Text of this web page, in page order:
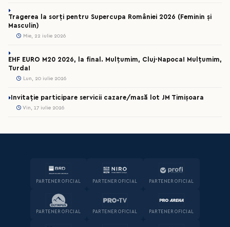
Tragerea la sorți pentru Supercupa României 2026 (Feminin și
Masculin)
Mie, 22 iulie 2026
EHF EURO M20 2026, la final. Mulțumim, Cluj-Napoca! Mulțumim,
Turda!
Lun, 20 iulie 2026
Invitație participare servicii cazare/masă lot JM Timișoara
Vin, 17 iulie 2026
PARTENER OFICIAL PARTENER OFICIAL PARTENER OFICIAL
PARTENER OFICIAL PARTENER OFICIAL PARTENER OFICIAL